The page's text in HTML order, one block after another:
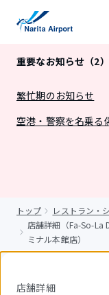
重要なお知らせ（2）
繁忙期のお知らせ
空港・警察を名乗る
トップ レストラン・
店舗詳細（Fa-So-La
ミナル本館店）
店舗詳細